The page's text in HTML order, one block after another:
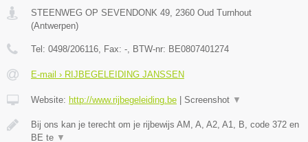
STEENWEG OP SEVENDONK 49, 2360 Oud Turnhout
(Antwerpen)
Tel: 0498/206116, Fax: -, BTW-nr: BE0807401274
E-mail › RIJBEGELEIDING JANSSEN
Website: http://www.rijbegeleiding.be Screenshot ▼
Bij ons kan je terecht om je rijbewijs AM, A, A2, A1, B, code 372 en
BE te ▼